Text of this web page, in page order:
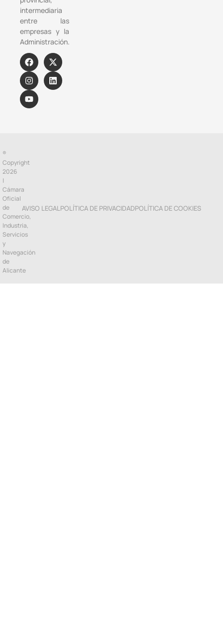
intermediaria
entre las
empresas y la
Administración.
®
Copyright
2026
|
Cámara
Oficial
de
Comercio,
Industria,
Servicios
y
Navegación
de
Alicante
AVISO LEGALPOLÍTICA DE PRIVACIDADPOLÍTICA DE COOKIES